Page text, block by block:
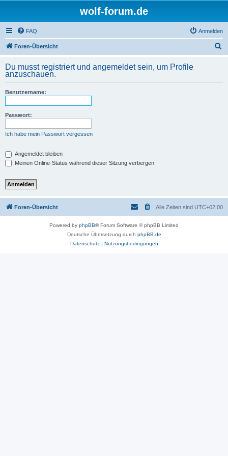
wolf-forum.de
FAQ Anmelden
Foren-Übersicht
h
Du musst registriert und angemeldet sein, um Profile
anzuschauen.
Benutzername:
Passwort:
Ich habe mein Passwort vergessen
Angemeldet bleiben
Meinen Online-Status während dieser Sitzung verbergen
Foren-Übersicht Alle Zeiten sind UTC+02:00
Powered by phpBB® Forum Software © phpBB Limited
Deutsche Übersetzung durch phpBB.de
Datenschutz| Nutzungsbedingungen